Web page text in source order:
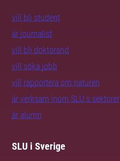
vill bli student
är journalist
vill bli doktorand
vill söka jobb
vill rapportera om naturen
är verksam inom SLU:s sektorer
är alumn
SLU i Sverige